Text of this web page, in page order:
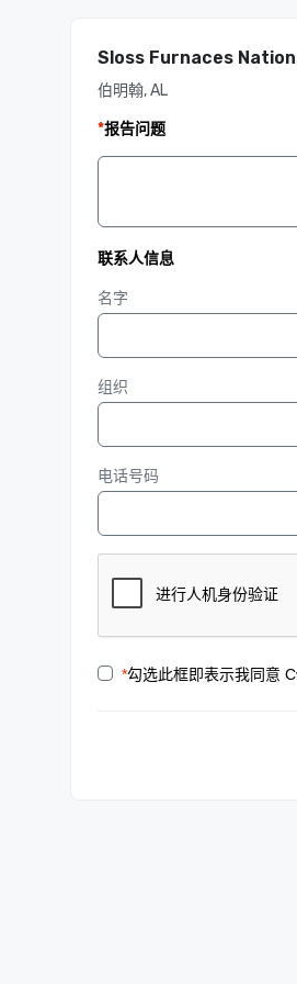
Sloss Furnaces
伯明翰, AL
*报告问题
联系人信息
名字
组织
电话号码
*勾选此框即表示我同意